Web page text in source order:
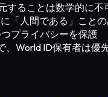
することは数学的に不
「人間である」こと
プライバシーを保護
、World ID保有者は優